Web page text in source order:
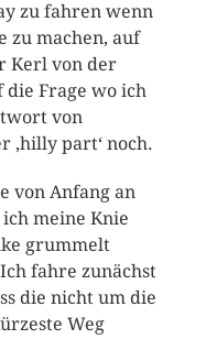
zu fahren wenn
zu machen, auf
Kerl von der
die Frage wo ich
von
‚hilly part‘ noch.
von Anfang an
meine Knie
grummelt
fahre zunächst
die nicht um die
Weg